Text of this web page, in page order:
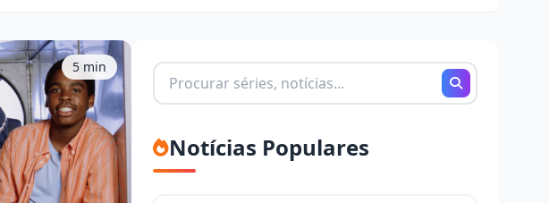
5 min
Buscando
por:
Notícias Populares